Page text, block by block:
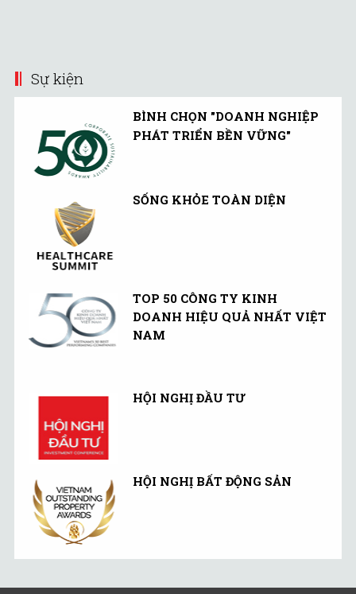
Sự kiện
BÌNH CHỌN "DOANH NGHIỆP
PHÁT TRIỂN BỀN VỮNG"
SỐNG KHỎE TOÀN DIỆN
TOP 50 CÔNG TY KINH
DOANH HIỆU QUẢ NHẤT VIỆT
NAM
HỘI NGHỊ ĐẦU TƯ
HỘI NGHỊ BẤT ĐỘNG SẢN